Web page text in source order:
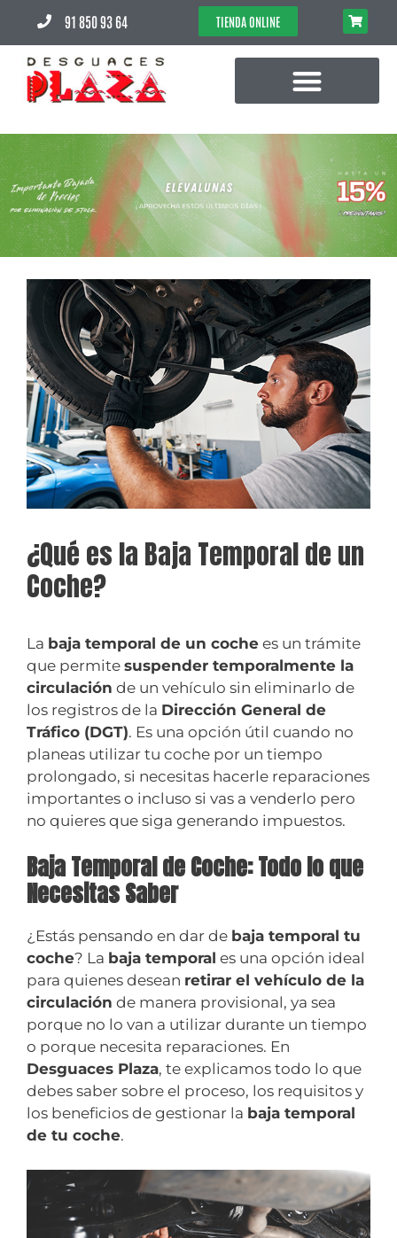
91 850 93 64 TIENDA ONLINE
¿Qué es la Baja Temporal de un
Coche?
La baja temporal de un coche es un trámite
que permite suspender temporalmente la
circulación de un vehículo sin eliminarlo de
los registros de la Dirección General de
Tráfico (DGT). Es una opción útil cuando no
planeas utilizar tu coche por un tiempo
prolongado, si necesitas hacerle reparaciones
importantes o incluso si vas a venderlo pero
no quieres que siga generando impuestos.
Baja Temporal de Coche: Todo lo que
Necesitas Saber
¿Estás pensando en dar de baja temporal tu
coche? La baja temporal es una opción ideal
para quienes desean retirar el vehículo de la
circulación de manera provisional, ya sea
porque no lo van a utilizar durante un tiempo
o porque necesita reparaciones. En
Desguaces Plaza, te explicamos todo lo que
debes saber sobre el proceso, los requisitos y
los beneficios de gestionar la baja temporal
de tu coche.